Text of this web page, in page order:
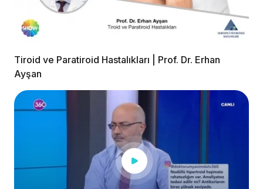
Tiroid ve Paratiroid Hastalıkları | Prof. Dr. Erhan
Ayşan